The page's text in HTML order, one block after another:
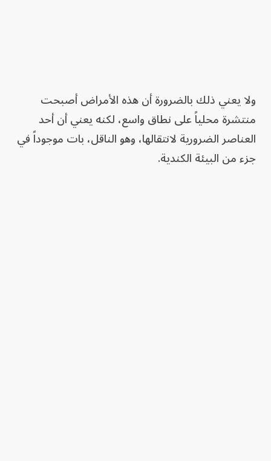
ولا يعني ذلك بالضرورة أن هذه الأمراض أصبحت
منتشرة محلياً على نطاق واسع، لكنه يعني أن أحد
العناصر الضرورية لانتقالها، وهو الناقل، بات موجوداً في
جزء من البيئة الكندية.